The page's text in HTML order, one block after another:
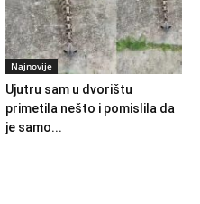
Najnovije
Ujutru sam u dvorištu
primetila nešto i pomislila da
je samo...